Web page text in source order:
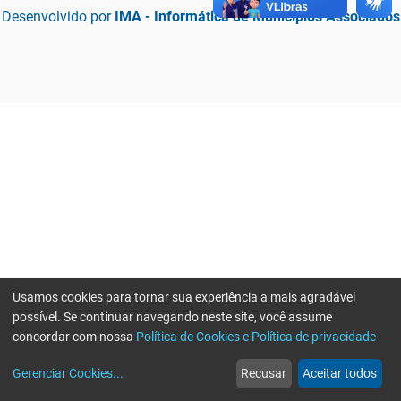
Desenvolvido por IMA - Informática de Municípios Associados
web
Notícias
more_horiz
Mais
Usamos cookies para tornar sua experiência a mais agradável
possível. Se continuar navegando neste site, você assume
concordar com nossa Política de Cookies e Política de privacidade
Gerenciar Cookies... Recusar Aceitar todos
Erro ao enviar informações, por favor tente novamente